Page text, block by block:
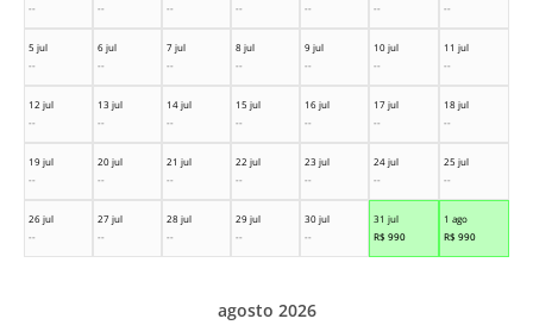
--
--
--
--
--
--
--
5 jul
--
6 jul
--
7 jul
--
8 jul
--
9 jul
--
10 jul
--
11 jul
--
12 jul
--
13 jul
--
14 jul
--
15 jul
--
16 jul
--
17 jul
--
18 jul
--
19 jul
--
20 jul
--
21 jul
--
22 jul
--
23 jul
--
24 jul
--
25 jul
--
26 jul
--
27 jul
--
28 jul
--
29 jul
--
30 jul
--
31 jul
R$ 990
1 ago
R$ 990
agosto 2026